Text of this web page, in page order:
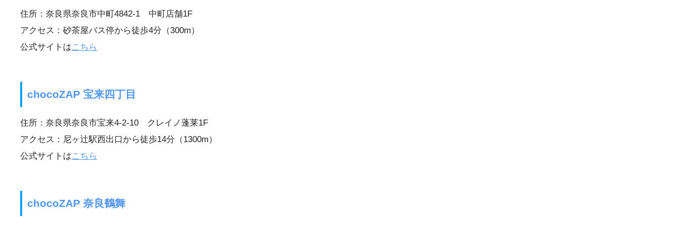
住所：奈良県奈良市中町4842-1 中町店舗1F
アクセス：砂茶屋バス停から徒歩4分（300m）
公式サイトはこちら
chocoZAP 宝来四丁目
住所：奈良県奈良市宝来4-2-10 クレイノ蓬莱1F
アクセス：尼ヶ辻駅西出口から徒歩14分（1300m）
公式サイトはこちら
chocoZAP 奈良鶴舞